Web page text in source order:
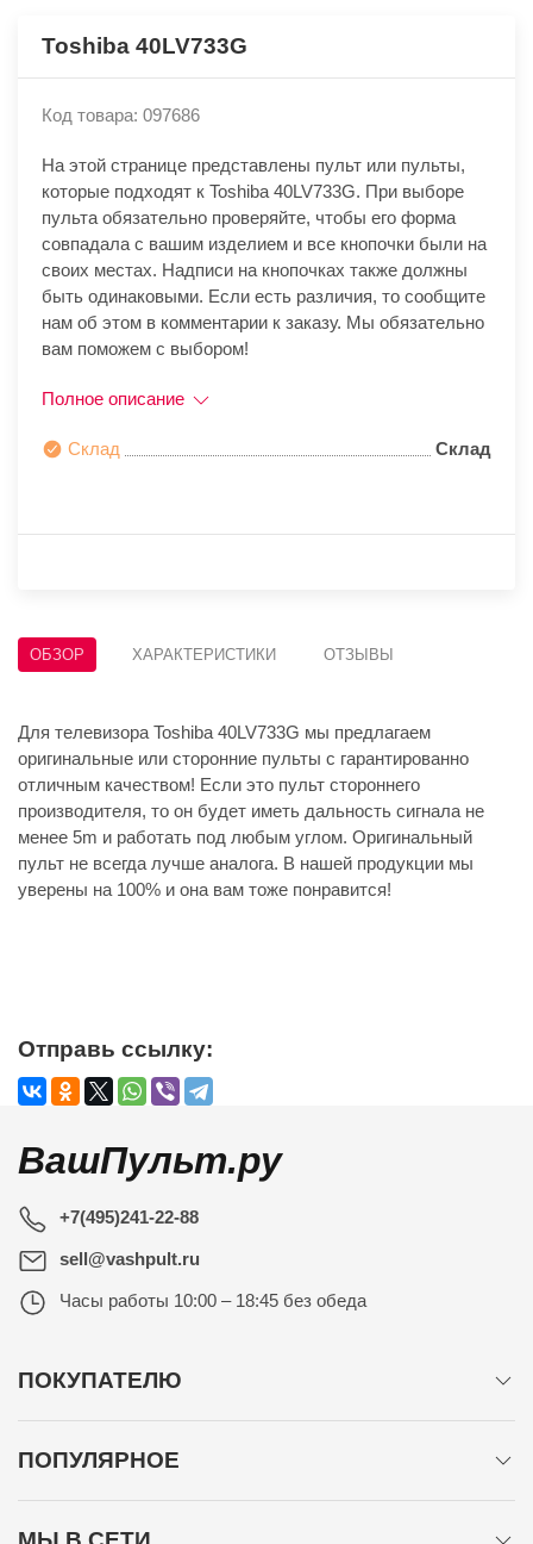
Toshiba 40LV733G
Код товара: 097686
На этой странице представлены пульт или пульты,
которые подходят к Toshiba 40LV733G. При выборе
пульта обязательно проверяйте, чтобы его форма
совпадала с вашим изделием и все кнопочки были на
своих местах. Надписи на кнопочках также должны
быть одинаковыми. Если есть различия, то сообщите
нам об этом в комментарии к заказу. Мы обязательно
вам поможем с выбором!
Полное описание
Склад Склад
ОБЗОР ХАРАКТЕРИСТИКИ ОТЗЫВЫ
Для телевизора Toshiba 40LV733G мы предлагаем
оригинальные или сторонние пульты с гарантированно
отличным качеством! Если это пульт стороннего
производителя, то он будет иметь дальность сигнала не
менее 5m и работать под любым углом. Оригинальный
пульт не всегда лучше аналога. В нашей продукции мы
уверены на 100% и она вам тоже понравится!
Отправь ссылку:
ВашПульт.ру
+7(495)241-22-88
sell@vashpult.ru
Часы работы 10:00 – 18:45 без обеда
ПОКУПАТЕЛЮ
ПОПУЛЯРНОЕ